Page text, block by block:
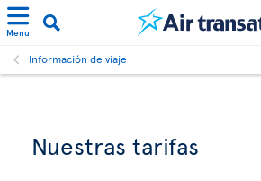
Menu
Información de viaje
Nuestras tarifas